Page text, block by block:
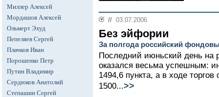
Миллер Алексей
Мордашов Алексей
Ольмерт Эхуд
Пепеляев Сергей
Плачков Иван
Порошенко Петр
Путин Владимир
Сердюков Анатолий
Степашин Сергей
// 03.07.2006
Без эйфории
За полгода российский
Последний июньский день на
оказался весьма успешным:
1494,6 пункта, а в ходе
1500...>>